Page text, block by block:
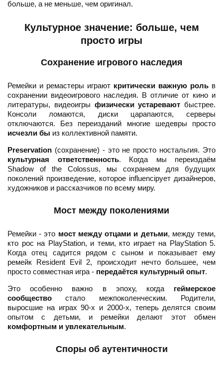
больше, а не меньше, чем оригинал.
Культурное значение: больше, чем
просто игры
Сохранение игрового наследия
Ремейки и ремастеры играют критически важную роль в
сохранении видеоигрового наследия. В отличие от кино и
литературы, видеоигры физически устаревают быстрее.
Консоли ломаются, диски царапаются, серверы
отключаются. Без переизданий многие шедевры просто
исчезли бы из коллективной памяти.
Preservation (сохранение) - это не просто ностальгия. Это
культурная ответственность. Когда мы переиздаём
Shadow of the Colossus, мы сохраняем для будущих
поколений произведение, которое influenciрует дизайнеров,
художников и рассказчиков по всему миру.
Мост между поколениями
Ремейки - это мост между отцами и детьми, между теми,
кто рос на PlayStation, и теми, кто играет на PlayStation 5.
Когда отец садится рядом с сыном и показывает ему
ремейк Resident Evil 2, происходит нечто большее, чем
просто совместная игра - передаётся культурный опыт.
Это особенно важно в эпоху, когда геймерское
сообщество стало межпоколенческим. Родители,
выросшие на играх 90-х и 2000-х, теперь делятся своим
опытом с детьми, и ремейки делают этот обмен
комфортным и увлекательным.
Споры об аутентичности